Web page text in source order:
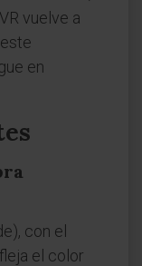
vuelve a
en
con el
el color